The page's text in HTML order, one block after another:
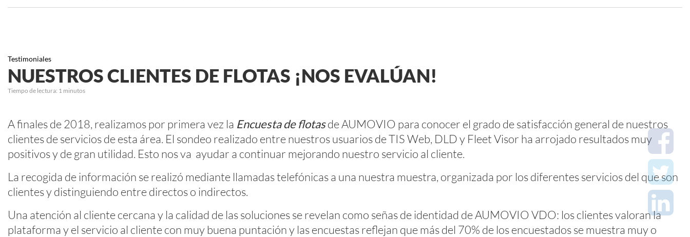
Testimoniales
NUESTROS CLIENTES DE FLOTAS ¡NOS EVALÚAN!
Tiempo de lectura: 1 minutos
A finales de 2018, realizamos por primera vez la Encuesta de flotasde AUMOVIO para conocer el grado de satisfacción general de nuestros
clientes de servicios de esta área. El sondeo realizado entre nuestros usuarios deTIS Web, DLDy Fleet Visor ha arrojado resultados muy
positivos y de gran utilidad. Esto nos va ayudar a continuar mejorando nuestro servicio al cliente.
La recogida de información se realizó mediante llamadas telefónicas a una nuestra muestra, organizada por los diferentes servicios del que son
clientes y distinguiendo entre directos o indirectos.
Una atención al cliente cercana y la calidad de las soluciones se revelan como señas de identidad de AUMOVIO VDO: los clientes valoran la
plataforma y el servicio al cliente con muy buena puntación y las encuestas reflejan que más del 70% de los encuestados se muestra muy o